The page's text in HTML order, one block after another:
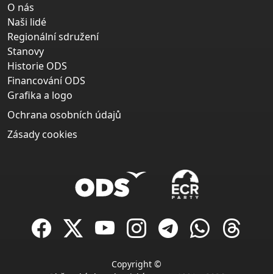
O nás
Naši lidé
Regionální sdružení
Stanovy
Historie ODS
Financování ODS
Grafika a logo
Ochrana osobních údajů
Zásady cookies
Copyright ©